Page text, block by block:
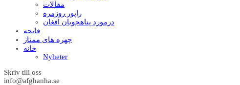
مقالات
راپور روزمره
درمورد پناهجويان افغان
فاتحه
چهره های ممتاز
خانه
Nyheter
Skriv till oss
info@afghanha.se